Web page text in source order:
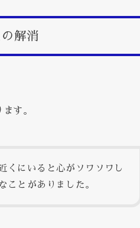
解消
す。
くにいると心がソワソワし
ことがありました。